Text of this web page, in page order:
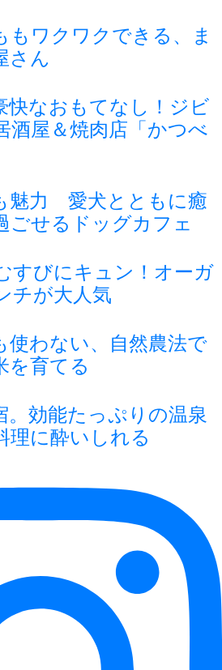
もワクワクできる、ま
さん
快なおもてなし！ジビ
酒屋＆焼肉店「かつべ
魅力 愛犬とともに癒
ごせるドッグカフェ
すびにキュン！オーガ
チが大人気
使わない、自然農法で
を育てる
。効能たっぷりの温泉
理に酔いしれる